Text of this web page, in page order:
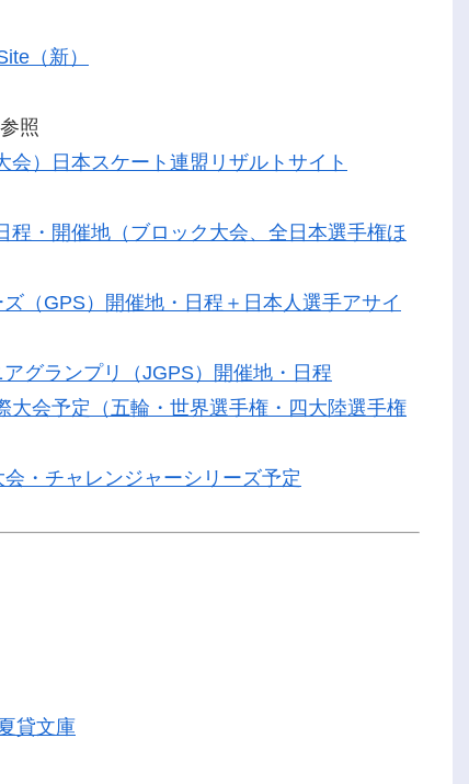
（新）
照
）日本スケート連盟リザルトサイト
・開催地（ブロック大会、全日本選手権ほ
（GPS）開催地・日程＋日本人選手アサイ
グランプリ（JGPS）開催地・日程
会予定（五輪・世界選手権・四大陸選手権
・チャレンジャーシリーズ予定
貸文庫